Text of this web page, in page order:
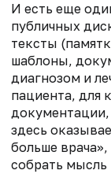
И есть еще
публичных
тексты
шаблоны,
диагнозом и
пациента, для
здесь
больше
собрать мысль